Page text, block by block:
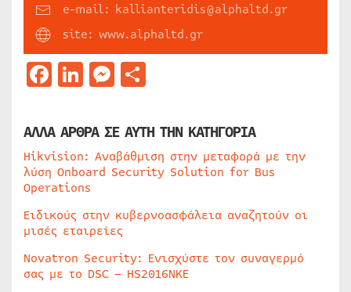
e-mail: kallianteridis@alphaltd.gr
site: www.alphaltd.gr
Facebook
LinkedIn
Messenger
ΑΛΛΑ ΑΡΘΡΑ ΣΕ ΑΥΤΗ ΤΗΝ ΚΑΤΗΓΟΡΙΑ
Hikvision: Αναβάθμιση στην μεταφορά με την
λύση Onboard Security Solution for Bus
Operations
Ειδικούς στην κυβερνοασφάλεια αναζητούν οι
μισές εταιρείες
Novatron Security: Ενισχύστε τον συναγερμό
σας με το DSC – HS2016NKE